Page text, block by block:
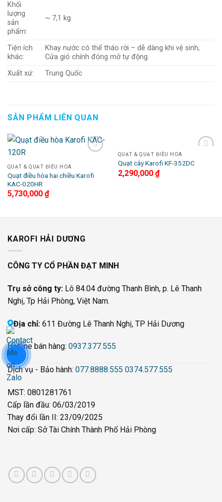
Khối
lượng
sản
phẩm:
~ 7,1 kg
Tiện ích
khác:
Khay nước có thể tháo rời – dễ dàng khi vệ sinh,
Cửa gió chính đóng mở tự động.
Xuất xứ:
Trung Quốc
SẢN PHẨM LIÊN QUAN
QUẠT & QUẠT ĐIỀU HÒA
Quạt điều hòa hai chiều Karofi
KAC-020HR
5,730,000 ₫
Wishlist
QUẠT & QUẠT ĐIỀU HÒA
Quạt cây Karofi KF-352DC
2,290,000 ₫
KAROFI HẢI DƯƠNG
CÔNG TY CỔ PHẦN ĐẠT MINH
Trụ sở công ty: Lô 84.04 đường Thanh Bình, p. Lê Thanh
Nghị, Tp Hải Phòng, Việt Nam.
Địa chỉ: 611 Đường Lê Thanh Nghị, TP Hải Dương
Hotline bán hàng: 0937.377.555
Dịch vụ - Bảo hành: 077.8888.555 0374.577.555
MST: 0801281761
Cấp lần đầu: 06/03/2019
Thay đổi lần II: 23/09/2025
Nơi cấp: Sở Tài Chính Thành Phố Hải Phòng